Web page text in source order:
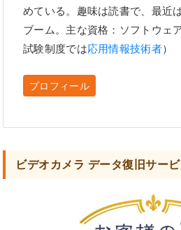
めている。趣味は読書で、最近
ブーム。主な資格：ソフトウェ
試験制度では応用情報技術者）
プロフィール
ビデオカメラ データ復旧サー